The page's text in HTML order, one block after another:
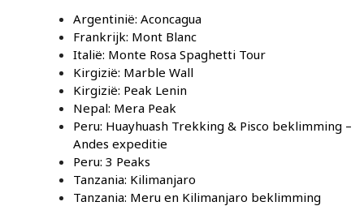
Argentinië: Aconcagua
Frankrijk: Mont Blanc
Italië: Monte Rosa Spaghetti Tour
Kirgizië: Marble Wall
Kirgizië: Peak Lenin
Nepal: Mera Peak
Peru: Huayhuash Trekking & Pisco beklimming –
Andes expeditie
Peru: 3 Peaks
Tanzania: Kilimanjaro
Tanzania: Meru en Kilimanjaro beklimming